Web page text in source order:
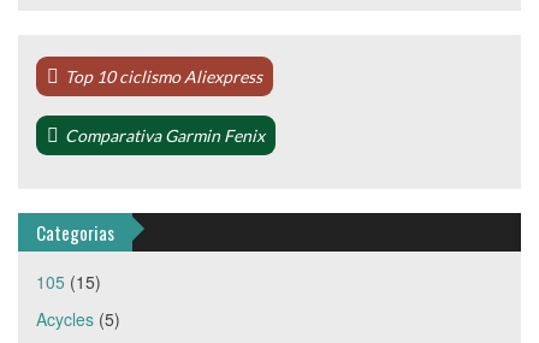
Top 10 ciclismo Aliexpress
Comparativa Garmin Fenix
Categorias
105 (15)
Acycles (5)